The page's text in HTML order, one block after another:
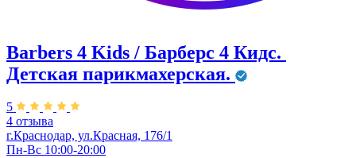
Barbers 4 Kids / Барберс 4 Кидс. ​
Детская парикмахерская.
5
4 отзыва
г.Краснодар, ул.Красная, 176/1
Пн-Вс 10:00-20:00